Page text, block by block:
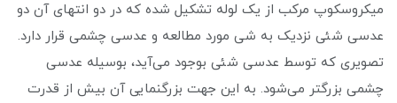
میکروسکوپ مرکب از یک لوله تشکیل شده که در دو انتهای آن دو
عدسی شئی نزدیک به شی مورد مطالعه و عدسی چشمی قرار دارد.
تصویری که توسط عدسی شئی بوجود می‌آید، بوسیله عدسی
چشمی بزرگتر می‌شود. به این جهت بزرگنمایی آن بیش از قدرت